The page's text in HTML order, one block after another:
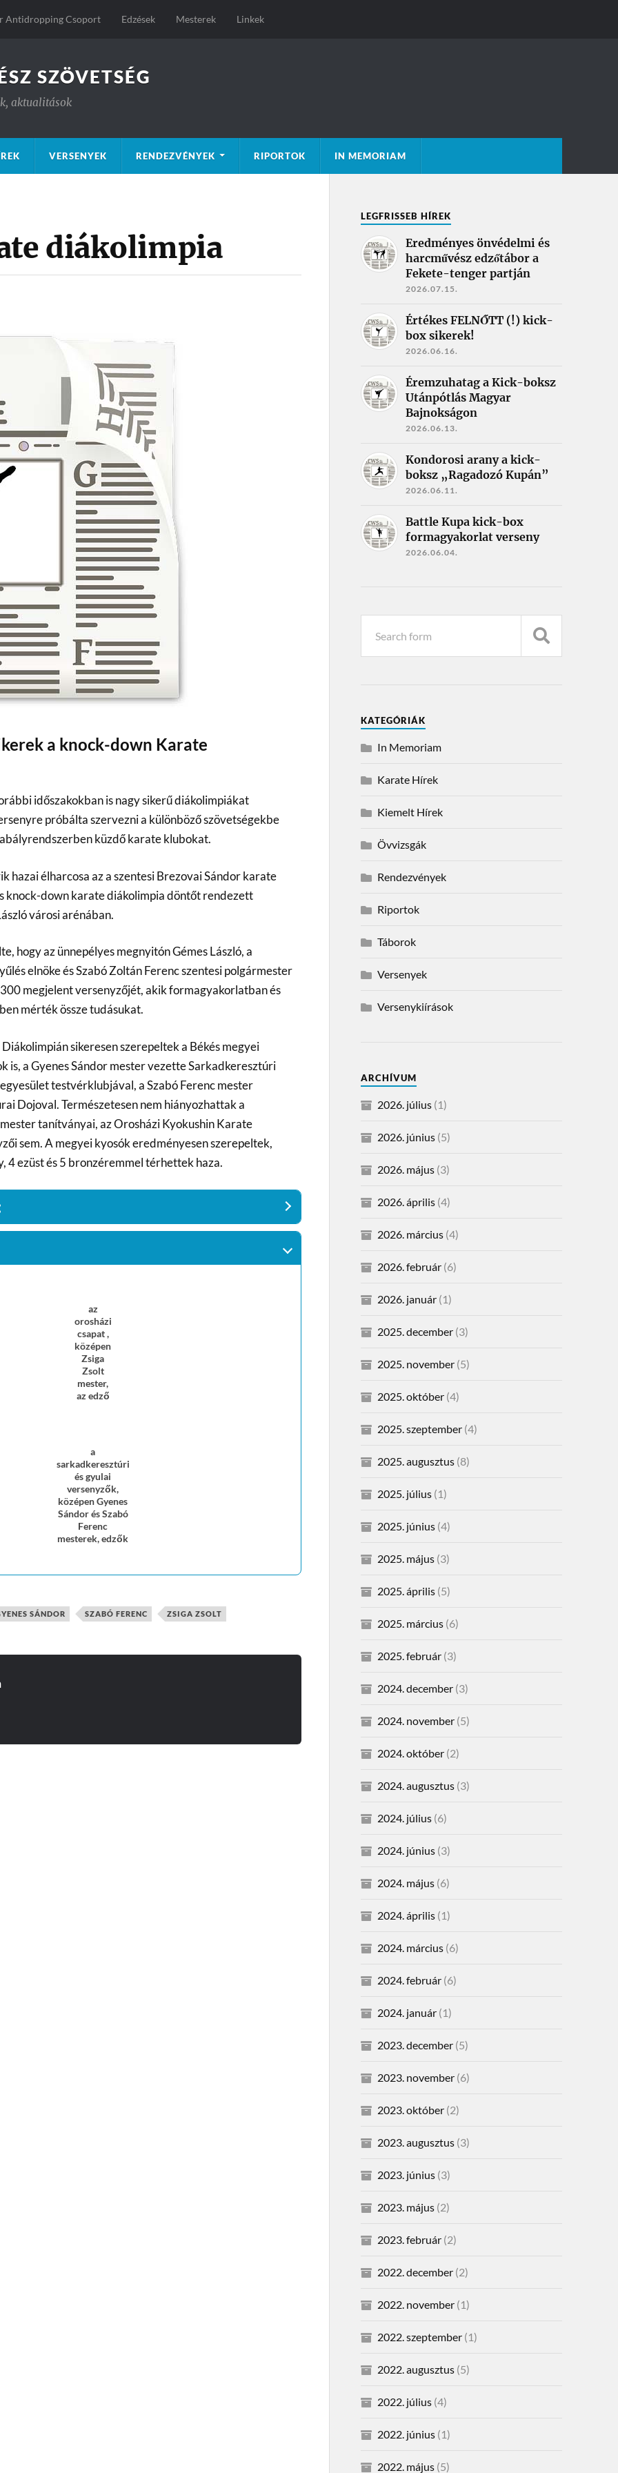
Antidropping Csoport Edzések Mesterek Linkek
SZÖVETSÉG
aktualitások
VERSENYEK RENDEZVÉNYEK RIPORTOK IN MEMORIAM
diákolimpia
a knock-down Karate
időszakokban is nagy sikerű diákolimpiákat
próbálta szervezni a különböző szövetségekbe
küzdő karate klubokat.
hazai élharcosa az a szentesi Brezovai Sándor karate
knock-down karate diákolimpia döntőt rendezett
városi arénában.
hogy az ünnepélyes megnyitón Gémes László, a
elnöke és Szabó Zoltán Ferenc szentesi polgármester
megjelent versenyzőjét, akik formagyakorlatban és
mérték össze tudásukat.
sikeresen szerepeltek a Békés megyei
is, a Gyenes Sándor mester vezette Sarkadkeresztúri
testvérklubjával, a Szabó Ferenc mester
Dojoval. Természetesen nem hiányozhattak a
tanítványai, az Orosházi Kyokushin Karate
sem. A megyei kyosók eredményesen szerepeltek,
4 ezüst és 5 bronzéremmel térhettek haza.
az
orosházi
csapat ,
középen
Zsiga
Zsolt
mester,
az edző
a
sarkadkeresztúri
és gyulai
versenyzők,
középen Gyenes
Sándor és Szabó
Ferenc
mesterek, edzők
SÁNDOR SZABÓ FERENC ZSIGA ZSOLT
LEGFRISSEB HÍREK
Eredményes önvédelmi és
harcművész edzőtábor a
Fekete-tenger partján
2026.07.15.
Értékes FELNŐTT (!) kick-
box sikerek!
2026.06.16.
Éremzuhatag a Kick-boksz
Utánpótlás Magyar
Bajnokságon
2026.06.13.
Kondorosi arany a kick-
boksz „Ragadozó Kupán”
2026.06.11.
Battle Kupa kick-box
formagyakorlat verseny
2026.06.04.
KATEGÓRIÁK
In Memoriam
Karate Hírek
Kiemelt Hírek
Övvizsgák
Rendezvények
Riportok
Táborok
Versenyek
Versenykiírások
ARCHÍVUM
2026. július(1)
2026. június(5)
2026. május(3)
2026. április(4)
2026. március(4)
2026. február(6)
2026. január(1)
2025. december(3)
2025. november(5)
2025. október(4)
2025. szeptember(4)
2025. augusztus(8)
2025. július(1)
2025. június(4)
2025. május(3)
2025. április(5)
2025. március(6)
2025. február(3)
2024. december(3)
2024. november(5)
2024. október(2)
2024. augusztus(3)
2024. július(6)
2024. június(3)
2024. május(6)
2024. április(1)
2024. március(6)
2024. február(6)
2024. január(1)
2023. december(5)
2023. november(6)
2023. október(2)
2023. augusztus(3)
2023. június(3)
2023. május(2)
2023. február(2)
2022. december(2)
2022. november(1)
2022. szeptember(1)
2022. augusztus(5)
2022. július(4)
2022. június(1)
2022. május(5)